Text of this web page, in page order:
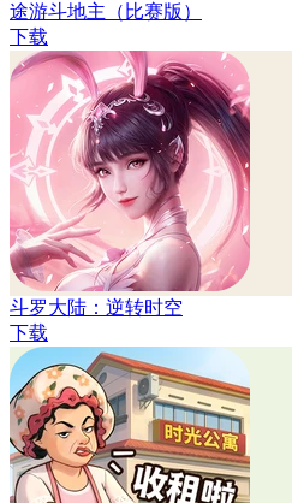
途游斗地主（比赛版）
下载
斗罗大陆：逆转时空
下载